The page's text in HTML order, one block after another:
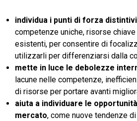
individua i punti di forza distintivi
competenze uniche, risorse
esistenti, per consentire di
utilizzarli per differenziarsi dalla
mette in luce le debolezze
lacune nelle competenze,
di risorse per portare avanti
aiuta a individuare le
mercato, come nuove tendenze